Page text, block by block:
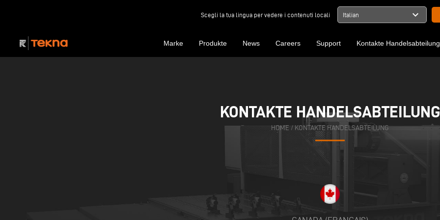
Scegli la tua lingua per vedere i contenuti locali Italian expand_more
Marke Produkte News Careers Support Kontakte Handelsabteilung
KONTAKTE HANDELSABTEILUNG
HOME/KONTAKTE HANDELSABTEILUNG
KONTAKTE HANDELSABTEILUNG
HOME/KONTAKTE HANDELSABTEILUNG